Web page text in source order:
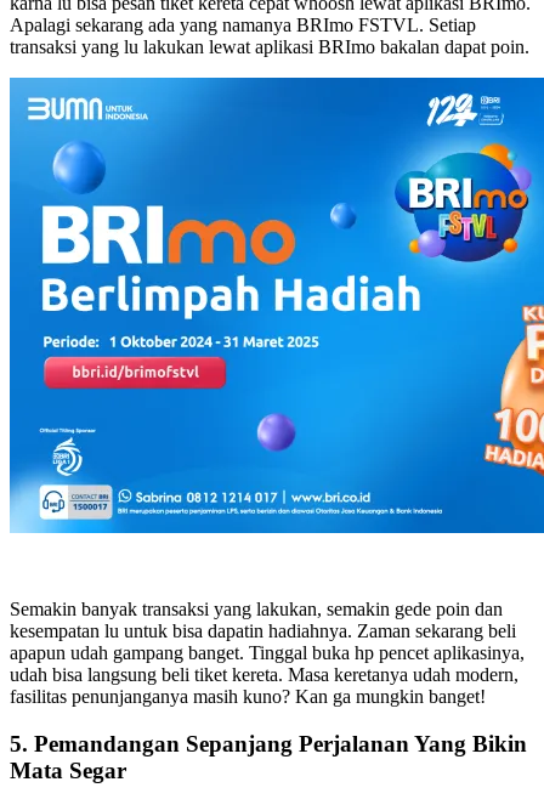
Apalagi sekarang ada yang namanya BRImo FSTVL. Setiap
transaksi yang lu lakukan lewat aplikasi BRImo bakalan dapat poin.
Semakin banyak transaksi yang lakukan, semakin gede poin dan
kesempatan lu untuk bisa dapatin hadiahnya. Zaman sekarang beli
apapun udah gampang banget. Tinggal buka hp pencet aplikasinya,
udah bisa langsung beli tiket kereta. Masa keretanya udah modern,
fasilitas penunjanganya masih kuno? Kan ga mungkin banget!
5. Pemandangan Sepanjang Perjalanan Yang Bikin
Mata Segar